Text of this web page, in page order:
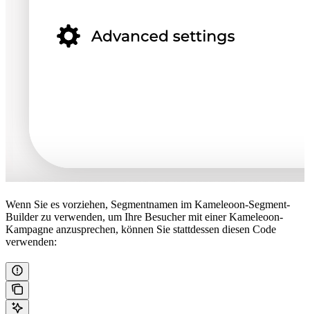
Wenn Sie es vorziehen, Segmentnamen im Kameleoon-Segment-
Builder zu verwenden, um Ihre Besucher mit einer Kameleoon-
Kampagne anzusprechen, können Sie stattdessen diesen Code
verwenden: